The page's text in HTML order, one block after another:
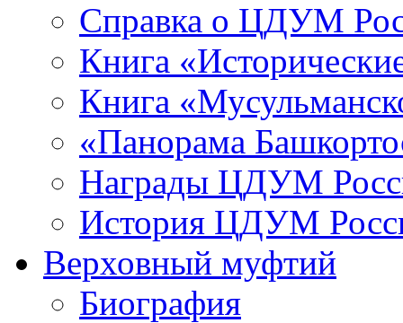
Справка о ЦДУМ
Книга
Книга
«Панорама
Награды ЦДУМ
История ЦДУМ
Верховный муфтий
Биография